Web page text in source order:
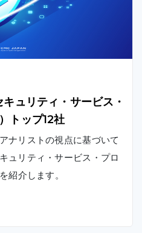
ュリティ・サービス・
トップ12社
ナリストの視点に基づいて
ュリティ・サービス・プロ
紹介します。